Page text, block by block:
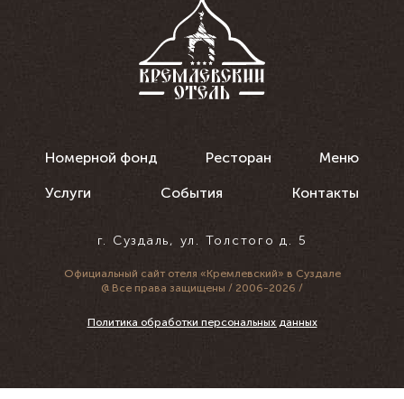
Номерной фонд Ресторан Меню
Услуги События Контакты
г. Суздаль, ул. Толстого д. 5
Официальный сайтотеля «Кремлевский» в Суздале
@ Все права защищены / 2006-2026 /
Политика обработки персональных данных